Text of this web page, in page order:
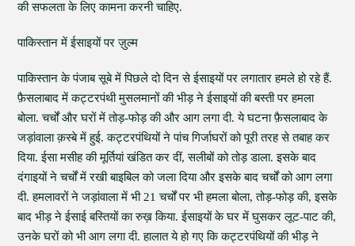
की सफलता के लिए कामना करनी चाहिए.
पाकिस्तान में ईसाइयों पर ज़ुल्म
पाकिस्तान के पंजाब सूबे में पिछले दो दिन से ईसाइयों पर लगातार हमले हो रहे हैं.
फ़ैसलाबाद में कट्टरपंथी मुसलमानों की भीड़ ने ईसाइयों की बस्ती पर हमला
बोला. चर्चों और घरों में तोड़-फोड़ की और आग लगा दी. ये घटना फ़ैसलाबाद के
जड़ांवाला क़स्बे में हुई. कट्टरपंथियों ने पांच गिर्जाघरों को पूरी तरह से तबाह कर
दिया. ईसा मसीह की मूर्तियां खंडित कर दीं, सलीबों को तोड़ डाला. इसके बाद
दंगाइयों ने चर्चों में रखी बाइबिल को जला दिया और इसके बाद चर्चों को आग लगा
दी. हमलावरों ने जड़ांवाला में भी 21 चर्चों पर भी हमला बोला, तोड़-फोड़ की, इसके
बाद भीड़ ने ईसाई बस्तियों का रुख़ किया. ईसाइयों के घर में घुसकर लूट-पाट की,
उनके घरों को भी आग लगा दी. हालात ये हो गए कि कट्टरपंथियों की भीड़ ने